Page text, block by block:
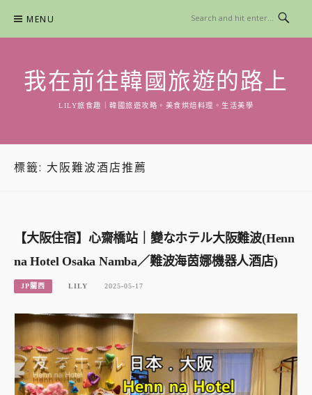
content
MENU
我在前往韓國旅遊的路上
LILY旅食趣｜韓國旅遊攻略。美食烘焙料理。生活美學
標籤: 大阪難波酒店推薦
【大阪住宿】心齋橋站｜變なホテル大阪難波(Henn
na Hotel Osaka Namba／難波海茵娜機器人酒店)
JP關西 LILY 2025-05-17